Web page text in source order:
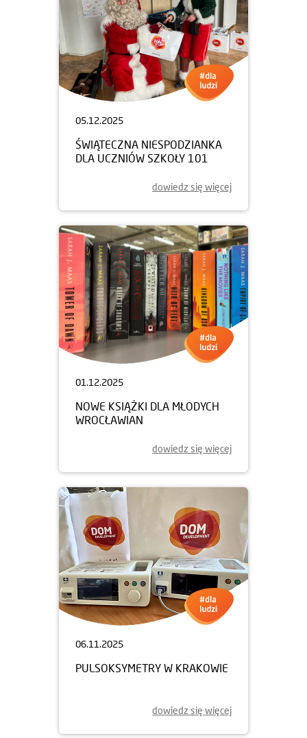
05.12.2025
ŚWIĄTECZNA NIESPODZIANKA
DLA UCZNIÓW SZKOŁY 101
dowiedz się więcej
01.12.2025
NOWE KSIĄŻKI DLA MŁODYCH
WROCŁAWIAN
dowiedz się więcej
06.11.2025
PULSOKSYMETRY W KRAKOWIE
dowiedz się więcej